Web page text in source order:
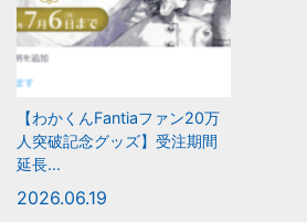
【わかくんFantiaファン20万
人突破記念グッズ】受注期間
延長...
2026.06.19